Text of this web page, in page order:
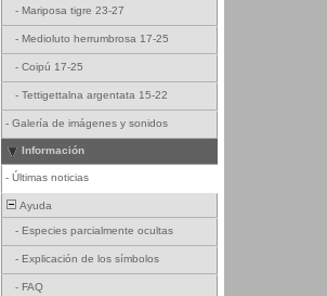
- Mariposa tigre 23-27
- Medioluto herrumbrosa 17-25
- Coipú 17-25
- Tettigettalna argentata 15-22
- Galería de imágenes y sonidos
Información
- Últimas noticias
Ayuda
- Especies parcialmente ocultas
- Explicación de los símbolos
- FAQ